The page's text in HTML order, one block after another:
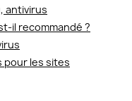
antivirus
il recommandé ?
les sites